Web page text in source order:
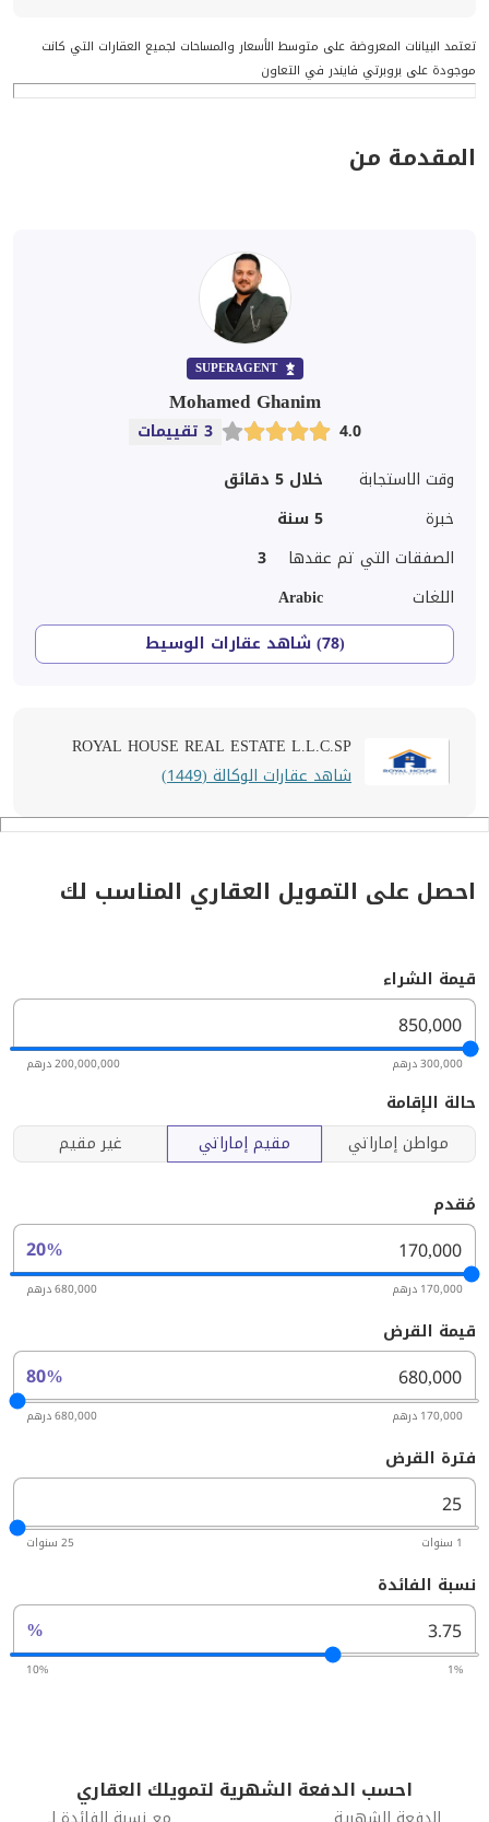
تعتمد البيانات المعروضة على متوسط الأسعار والمساحات لجميع العقارات التي كانت
موجودة على بروبرتي فايندر في التعاون
المقدمة من
SUPERAGENT
Mohamed Ghanim
4.0
3 تقييمات
وقت الاستجابة
خلال 5 دقائق
خبرة
5 سنة
الصفقات التي تم عقدها
3
اللغات
Arabic
(78) شاهد عقارات الوسيط
ROYAL HOUSE REAL ESTATE L.L.C.SP
شاهد عقارات الوكالة (1449)
احصل على التمويل العقاري المناسب لك
قيمة الشراء
300,000 درهم 200,000,000 درهم
حالة الإقامة
مواطن إماراتي
مقيم إماراتي غير مقيم
مُقدم
20%
170,000 درهم 680,000 درهم
قيمة القرض
80%
170,000 درهم 680,000 درهم
فترة القرض
1 سنوات 25 سنوات
نسبة الفائدة
%
1%
10%
احسب الدفعة الشهرية لتمويلك العقاري